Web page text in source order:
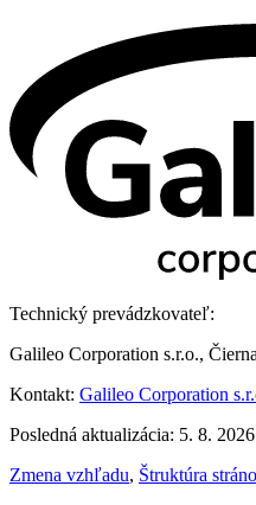
Technický prevádzkovateľ:
Galileo Corporation s.r.o.,
Kontakt: Galileo Corporation
Posledná aktualizácia: 5. 8. 2026
Zmena vzhľadu, Štruktúra